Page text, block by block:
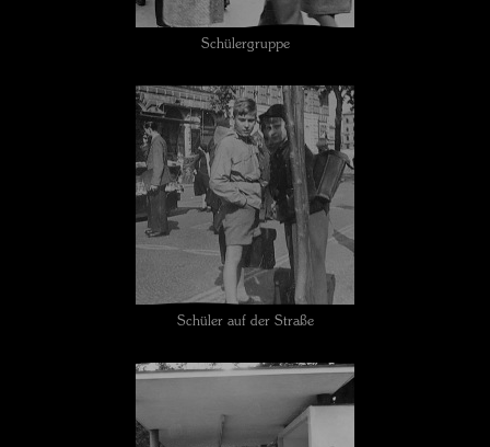
Schülergruppe
Schüler auf der Straße